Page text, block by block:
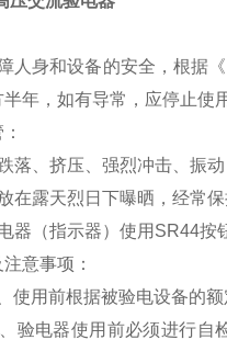
身和设备的安全，根据《
年，如有导常，应停止使用
落、挤压、强烈冲击、振动
在露天烈日下曝晒，经常保
器（指示器）使用SR44按
意事项：
使用前根据被验电设备的
电器使用前必须进行自